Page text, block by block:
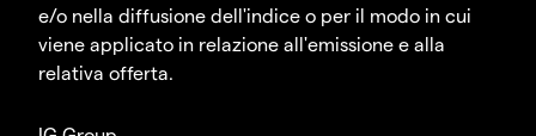
e/o nella diffusione dell'indice o per il modo in cui
viene applicato in relazione all'emissione e alla
relativa offerta.